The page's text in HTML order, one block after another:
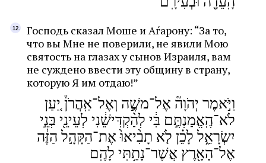
Господь сказал Моше и Аѓарону: “За то,
что вы Мне не поверили, не явили Мою
святость на глазах у сынов Израиля, вам
не суждено ввести эту общину в страну,
которую Я им отдаю!”
וַיֹּ֣אמֶר יְהֹוָה֘ אֶל־משֶׁ֣ה וְאֶל־אַֽהֲרֹן֒ יַ֚עַן
לֹא־הֶֽאֱמַנְתֶּ֣ם בִּ֔י לְהַ֨קְדִּישֵׁ֔נִי לְעֵינֵ֖י בְּנֵ֣י
יִשְׂרָאֵ֑ל לָכֵ֗ן לֹ֤א תָבִ֨יאוּ֙ אֶת־הַקָּהָ֣ל הַזֶּ֔ה
אֶל־הָאָ֖רֶץ אֲשֶׁר־נָתַ֥תִּי לָהֶֽם